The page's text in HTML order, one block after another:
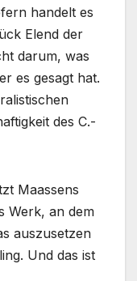
handelt es
Elend der
darum, was
es gesagt hat.
des C.-
Maassens
Werk, an dem
auszusetzen
Und das ist